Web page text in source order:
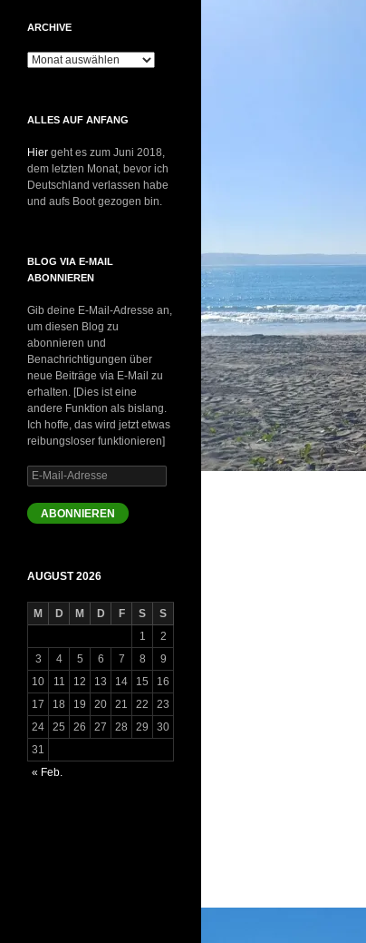
ARCHIVE
Archive
ALLES AUF ANFANG
Hier geht es zum Juni 2018,
dem letzten Monat, bevor ich
Deutschland verlassen habe
und aufs Boot gezogen bin.
BLOG VIA E-MAIL
ABONNIEREN
Gib deine E-Mail-Adresse an,
um diesen Blog zu
abonnieren und
Benachrichtigungen über
neue Beiträge via E-Mail zu
erhalten. [Dies ist eine
andere Funktion als bislang.
Ich hoffe, das wird jetzt etwas
reibungsloser funktionieren]
E-
Mail-
Adresse
ABONNIEREN
AUGUST 2026
M D M D F S
S
1
2
3
4 5 6 7 8
9
10
11 12 13 14 15
16
17
18 19 20 21 22
23
24
25 26 27 28 29
30
31
« Feb.